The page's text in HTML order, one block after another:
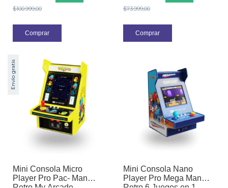
$100.999,00 $73.999,00
Envío gratis
Mini Consola Micro
Player Pro Pac- Man
Mini Consola Nano
Player Pro Mega Man